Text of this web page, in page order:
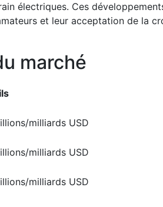
électriques. Ces
et leur acceptation de la
marché
milliards USD
milliards USD
milliards USD